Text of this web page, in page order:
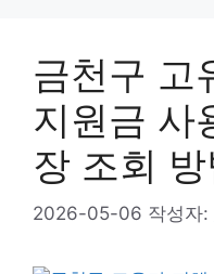
금천구 고
지원금 사
장 조회 방
2026-05-06 작성자: